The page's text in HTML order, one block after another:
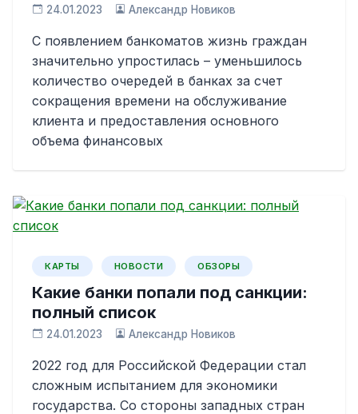
24.01.2023 Александр Новиков
С появлением банкоматов жизнь граждан
значительно упростилась – уменьшилось
количество очередей в банках за счет
сокращения времени на обслуживание
клиента и предоставления основного
объема финансовых
КАРТЫ НОВОСТИ ОБЗОРЫ
Какие банки попали под санкции:
полный список
24.01.2023 Александр Новиков
2022 год для Российской Федерации стал
сложным испытанием для экономики
государства. Со стороны западных стран